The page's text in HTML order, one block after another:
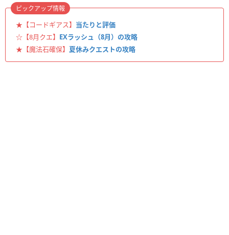
★【コードギアス】 当たりと評価
☆【8月クエ】 EXラッシュ（8月）の攻略
★【魔法石確保】 夏休みクエストの攻略
ピックアップ情報